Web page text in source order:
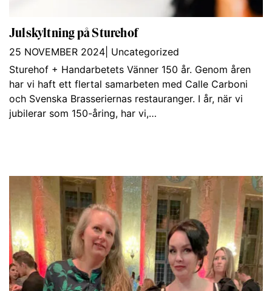
Julskyltning på Sturehof
25 NOVEMBER 2024 Uncategorized
Sturehof + Handarbetets Vänner 150 år. Genom åren
har vi haft ett flertal samarbeten med Calle Carboni
och Svenska Brasseriernas restauranger. I år, när vi
jubilerar som 150-åring, har vi,…